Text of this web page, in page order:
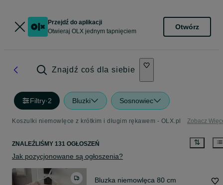
Przejdź do aplikacji
Otwieraj OLX jednym tapnięciem
Otwórz
Znajdź coś dla siebie
Filtry·2 Bluzki Sosnowiec
Koszulki niemowlęce z krótkim i długim rękawem - OLX.pl Zobacz
ZNALEŹLIŚMY 131 OGŁOSZEŃ
Jak pozycjonowane są ogłoszenia?
Bluzka niemowlęca 80 cm